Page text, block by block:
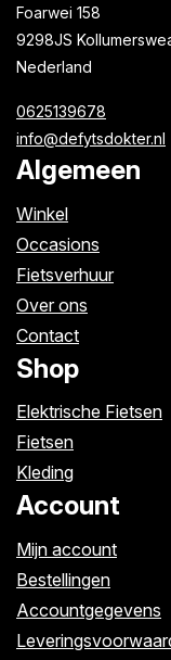
Foarwei 158
9298JS
Nederland
0625139678
info@defytsdokter.nl
Algemeen
Winkel
Occasions
Fietsverhuur
Over ons
Contact
Shop
Elektrische Fietsen
Fietsen
Kleding
Account
Mijn account
Bestellingen
Accountgegevens